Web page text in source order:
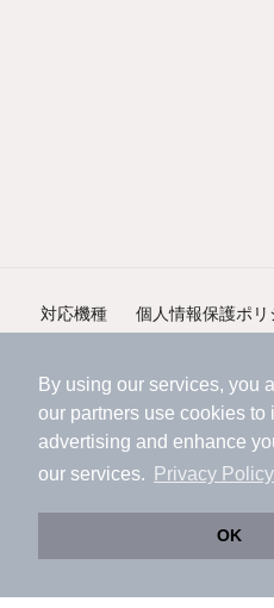
By using our services, you
our partners use cookies to
advertising and enhance
our services.
Privacy Policy
OK
アプリに切り替えて、サ
会員登録なしですぐ使える
対応機種 個人情報保護ポリ
©NIFTY